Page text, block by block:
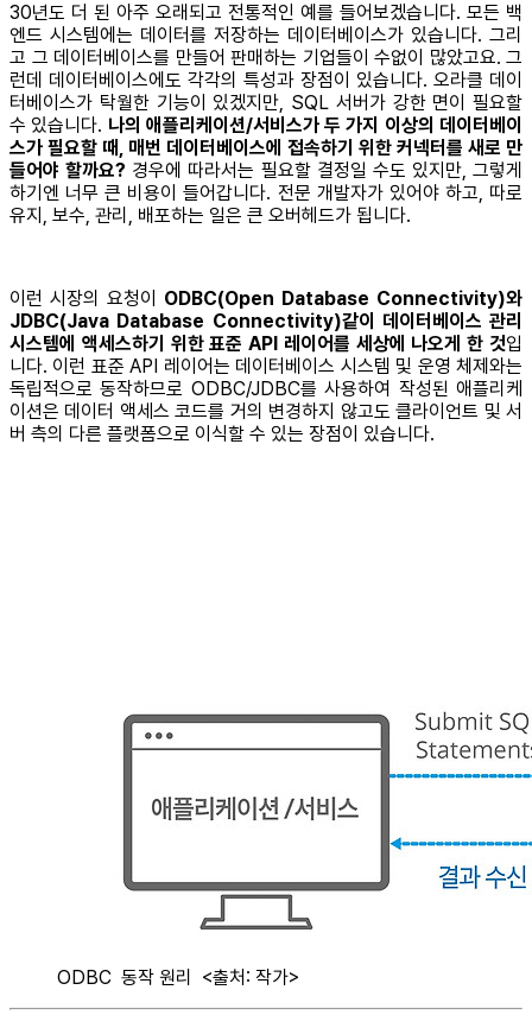
30년도 더 된 아주 오래되고 전통적인 예를 들어보겠습니다. 모든 백
엔드 시스템에는 데이터를 저장하는 데이터베이스가 있습니다. 그리
고 그 데이터베이스를 만들어 판매하는 기업들이 수없이 많았고요. 그
런데 데이터베이스에도 각각의 특성과 장점이 있습니다. 오라클 데이
터베이스가 탁월한 기능이 있겠지만, SQL 서버가 강한 면이 필요할
수 있습니다. 나의 애플리케이션/서비스가 두 가지 이상의 데이터베이
스가 필요할 때, 매번 데이터베이스에 접속하기 위한 커넥터를 새로 만
들어야 할까요? 경우에 따라서는 필요할 결정일 수도 있지만, 그렇게
하기엔 너무 큰 비용이 들어갑니다. 전문 개발자가 있어야 하고, 따로
유지, 보수, 관리, 배포하는 일은 큰 오버헤드가 됩니다.
이런 시장의 요청이 ODBC(Open Database Connectivity)와
JDBC(Java Database Connectivity)같이 데이터베이스 관리
시스템에 액세스하기 위한 표준 API 레이어를 세상에 나오게 한 것입
니다. 이런 표준 API 레이어는 데이터베이스 시스템 및 운영 체제와는
독립적으로 동작하므로 ODBC/JDBC를 사용하여 작성된 애플리케
이션은 데이터 액세스 코드를 거의 변경하지 않고도 클라이언트 및 서
버 측의 다른 플랫폼으로 이식할 수 있는 장점이 있습니다.
ODBC 동작 원리 <출처: 작가>